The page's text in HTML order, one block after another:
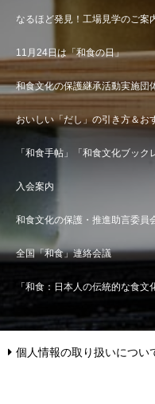
なるほど発見！工場見学のご案
11月24日は「和食の日」
和食文化の保護継承活動実施団
おいしい「だし」の引き方＆お
「和食手帖」「和食文化ブック
入会案内
和食文化の保護・推進助言委員
全国「和食」連絡会議
「和食：日本人の伝統的な食
個人情報の取り扱いについ